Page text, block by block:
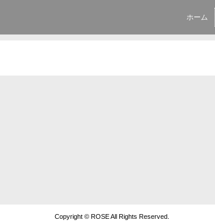
ホーム
Copyright © ROSE All Rights Reserved.